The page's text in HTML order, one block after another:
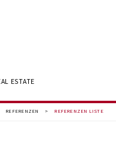
ESTATE
REFERENZEN > REFERENZEN LISTE